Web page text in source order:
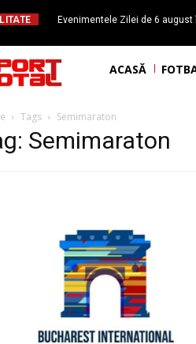
Evenimentele Zilei de 6 august
ACASĂ
Tags Semimaraton
Semimaraton